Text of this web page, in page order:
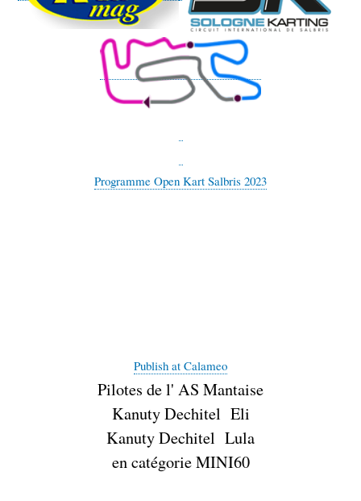
Programme Open Kart Salbris 2023
Publish at Calameo
Pilotes de l' AS Mantaise
Kanuty Dechitel Eli
Kanuty Dechitel Lula
en catégorie MINI60